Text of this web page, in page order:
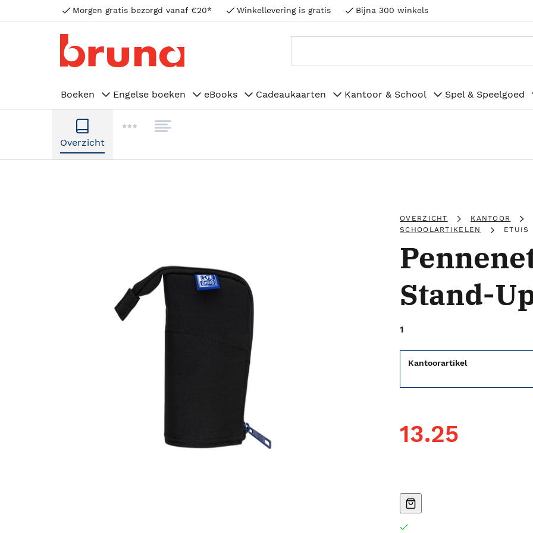
Morgen gratis bezorgd vanaf €20* Winkellevering is gratis Bijna 300 winkels
Boeken Engelse boeken eBooks Cadeaukaarten Kantoor & School Spel & Speelgoed
Overzicht
OVERZICHT KANTOOR
SCHOOLARTIKELEN
ETUIS
Stand-
1
Kantoorartikel
13.25